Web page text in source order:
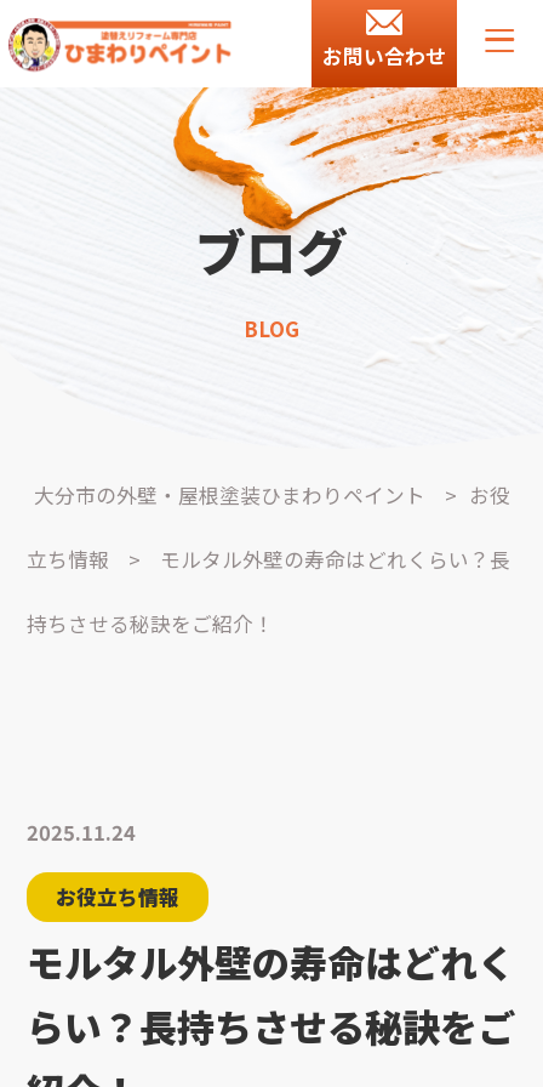
お問い合わせ
ブログ
BLOG
大分市の外壁・屋根塗装ひまわりペイント > お役
立ち情報 > モルタル外壁の寿命はどれくらい？長
持ちさせる秘訣をご紹介！
2025.11.24
お役立ち情報
モルタル外壁の寿命はどれく
らい？長持ちさせる秘訣をご